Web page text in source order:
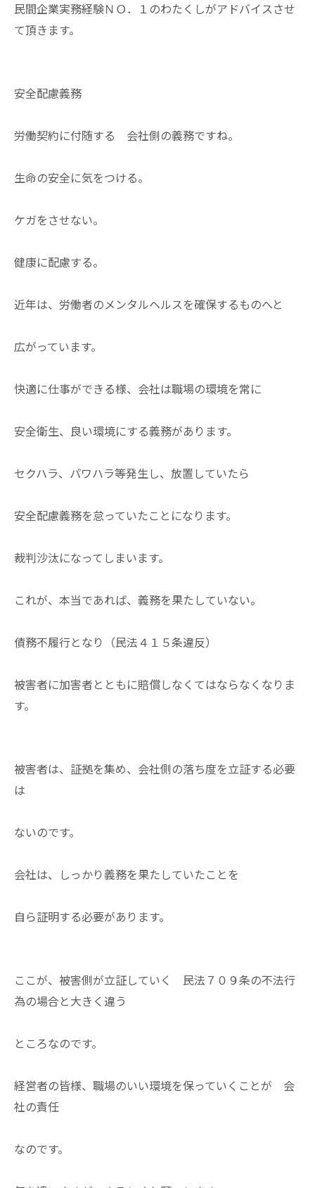
民間企業実務経験ＮＯ．１のわたくしがアドバイスさせ
て頂きます。
安全配慮義務
労働契約に付随する 会社側の義務ですね。
生命の安全に気をつける。
ケガをさせない。
健康に配慮する。
近年は、労働者のメンタルヘルスを確保するものへと
広がっています。
快適に仕事ができる様、会社は職場の環境を常に
安全衛生、良い環境にする義務があります。
セクハラ、パワハラ等発生し、放置していたら
安全配慮義務を怠っていたことになります。
裁判沙汰になってしまいます。
これが、本当であれば、義務を果たしていない。
債務不履行となり（民法４１５条違反）
被害者に加害者とともに賠償しなくてはならなくなりま
す。
被害者は、証拠を集め、会社側の落ち度を立証する必要
は
ないのです。
会社は、しっかり義務を果たしていたことを
自ら証明する必要があります。
ここが、被害側が立証していく 民法７０９条の不法行
為の場合と大きく違う
ところなのです。
経営者の皆様、職場のいい環境を保っていくことが 会
社の責任
なのです。